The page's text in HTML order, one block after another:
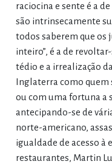
raciocina e sente é a
são intrinsecamente
todos saberem que os
inteiro”, é a de
tédio e a irrealização
Inglaterra como quem
ou com uma fortuna a
antecipando-se de
norte-americano,
igualdade de acesso à
restaurantes, Martin